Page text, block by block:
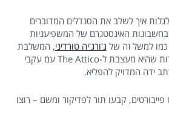
איך לשלב את הסנדלים המדוברים
האינסטגרם של המשפיעניות
כמו למשל זה שלג'ורג'יה טורדיני, המשלבת
את שמלות האייטיז הקצרצרות שהיא מעצבת ל-The Attico עם עקבי
ידה המדויק להפליא.
קבעו תור לפדיקור ומשם – רוצו